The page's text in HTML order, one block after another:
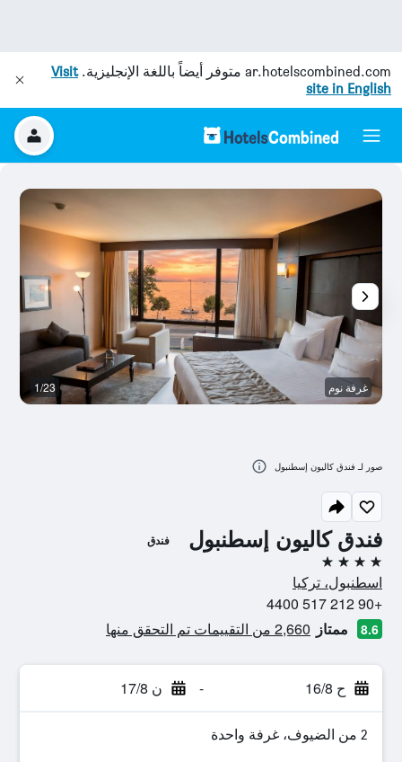
ar.hotelscombined.com متوفر أيضاً باللغة الإنجليزية.Visit
site in English
فندق كاليون إسطنبول فندق
4 نجوم
اسطنبول، تركيا
+90 212 517 4400
8.6 ممتاز 2,660 من التقييمات تم التحقق منها
ح 16/8 - ن 17/8
2 من الضيوف، غرفة واحدة
غرفة نوم 1/23
صور لـ فندق كاليون إسطنبول